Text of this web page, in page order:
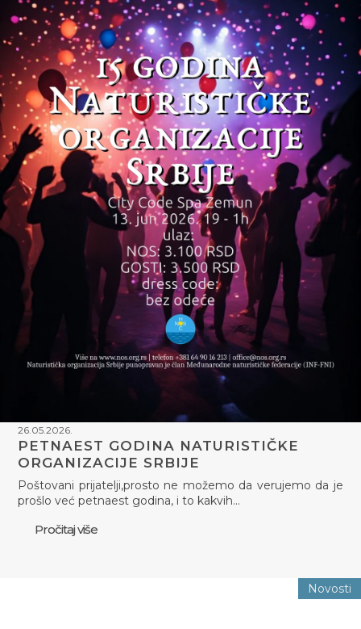
26.05.2026.
PETNAEST GODINA NATURISTIČKE
ORGANIZACIJE SRBIJE
Poštovani prijatelji,prosto ne možemo da verujemo da je
prošlo već petnaest godina, i to kakvih…
Pročitaj više
Novosti